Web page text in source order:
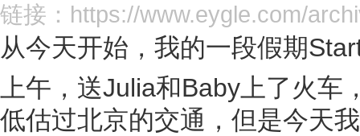
链接： https://www.eygle.com/
从今天开始，我的一段假期
上午，送Julia和Baby上了火
低估过北京的交通，但是今天